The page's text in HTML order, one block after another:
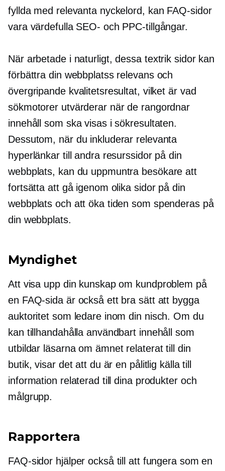
fyllda med relevanta nyckelord, kan FAQ-sidor
vara värdefulla SEO- och PPC-tillgångar.
När arbetade i naturligt, dessa textrik sidor kan
förbättra din webbplatss relevans och
övergripande kvalitetsresultat, vilket är vad
sökmotorer utvärderar när de rangordnar
innehåll som ska visas i sökresultaten.
Dessutom, när du inkluderar relevanta
hyperlänkar till andra resurssidor på din
webbplats, kan du uppmuntra besökare att
fortsätta att gå igenom olika sidor på din
webbplats och att öka tiden som spenderas på
din webbplats.
Myndighet
Att visa upp din kunskap om kundproblem på
en FAQ-sida är också ett bra sätt att bygga
auktoritet som ledare inom din nisch. Om du
kan tillhandahålla användbart innehåll som
utbildar läsarna om ämnet relaterat till din
butik, visar det att du är en pålitlig källa till
information relaterad till dina produkter och
målgrupp.
Rapportera
FAQ-sidor hjälper också till att fungera som en